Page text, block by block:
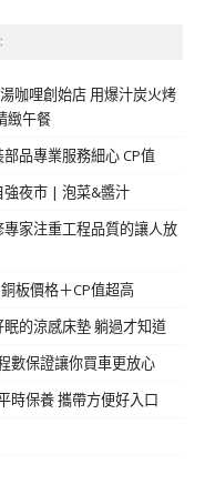
咖哩創始店 用爆汁炭火烤
緻午餐
品專業服務細心 CP值
夜市 | 泡菜&醬汁
家注重工程品質的讓人放
板價格＋CP值超高
的涼感床墊 躺過才知道
數保證讓你買車更放心
時保養 攜帶方便好入口